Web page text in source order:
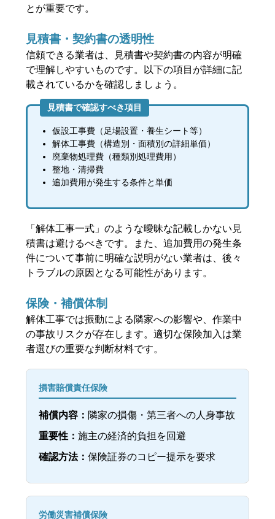
とが重要です。
見積書・契約書の透明性
信頼できる業者は、見積書や契約書の内容が明確
で理解しやすいものです。以下の項目が詳細に記
載されているかを確認しましょう。
見積書で確認すべき項目
仮設工事費（足場設置・養生シート等）
解体工事費（構造別・面積別の詳細単価）
廃棄物処理費（種類別処理費用）
整地・清掃費
追加費用が発生する条件と単価
「解体工事一式」のような曖昧な記載しかない見
積書は避けるべきです。また、追加費用の発生条
件について事前に明確な説明がない業者は、後々
トラブルの原因となる可能性があります。
保険・補償体制
解体工事では振動による隣家への影響や、作業中
の事故リスクが存在します。適切な保険加入は業
者選びの重要な判断材料です。
損害賠償責任保険
補償内容： 隣家の損傷・第三者への人身事故
重要性：施主の経済的負担を回避
確認方法：保険証券のコピー提示を要求
労働災害補償保険